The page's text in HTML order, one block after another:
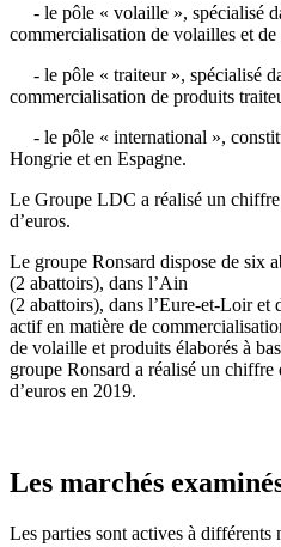
- le pôle « volaille », spécialisé
commercialisation de volailles et
- le pôle « traiteur », spécialisé
commercialisation de produits
- le pôle « international »,
Hongrie et en Espagne.
Le Groupe LDC a réalisé un
d’euros.
Le groupe Ronsard dispose de six
(2 abattoirs), dans l’Ain
(2 abattoirs), dans l’Eure-et-Loir et
actif en matière de
de volaille et produits élaborés à
groupe Ronsard a réalisé un
d’euros en 2019.
Les marchés
Les parties sont actives à